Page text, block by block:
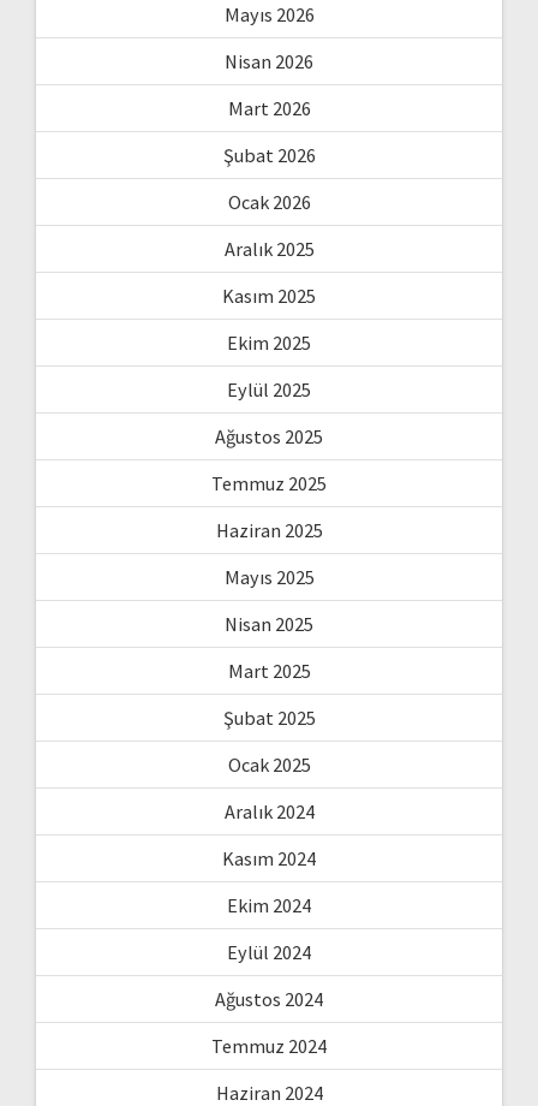
Mayıs 2026
Nisan 2026
Mart 2026
Şubat 2026
Ocak 2026
Aralık 2025
Kasım 2025
Ekim 2025
Eylül 2025
Ağustos 2025
Temmuz 2025
Haziran 2025
Mayıs 2025
Nisan 2025
Mart 2025
Şubat 2025
Ocak 2025
Aralık 2024
Kasım 2024
Ekim 2024
Eylül 2024
Ağustos 2024
Temmuz 2024
Haziran 2024